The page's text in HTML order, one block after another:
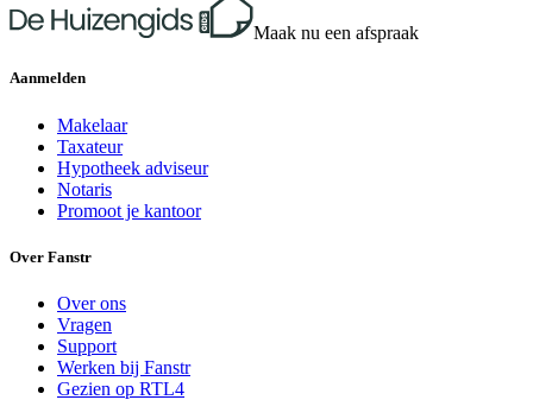
Maak nu een afspraak
Aanmelden
Makelaar
Taxateur
Hypotheek adviseur
Notaris
Promoot je kantoor
Over Fanstr
Over ons
Vragen
Support
Werken bij Fanstr
Gezien op RTL4